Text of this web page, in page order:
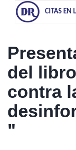
CITAS EN
del
contra
"